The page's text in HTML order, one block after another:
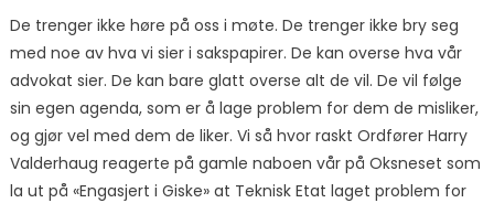
De trenger ikke høre på oss i møte. De trenger ikke bry seg
med noe av hva vi sier i sakspapirer. De kan overse hva vår
advokat sier. De kan bare glatt overse alt de vil. De vil følge
sin egen agenda, som er å lage problem for dem de misliker,
og gjør vel med dem de liker. Vi så hvor raskt Ordfører Harry
Valderhaug reagerte på gamle naboen vår på Oksneset som
la ut på «Engasjert i Giske» at Teknisk Etat laget problem for